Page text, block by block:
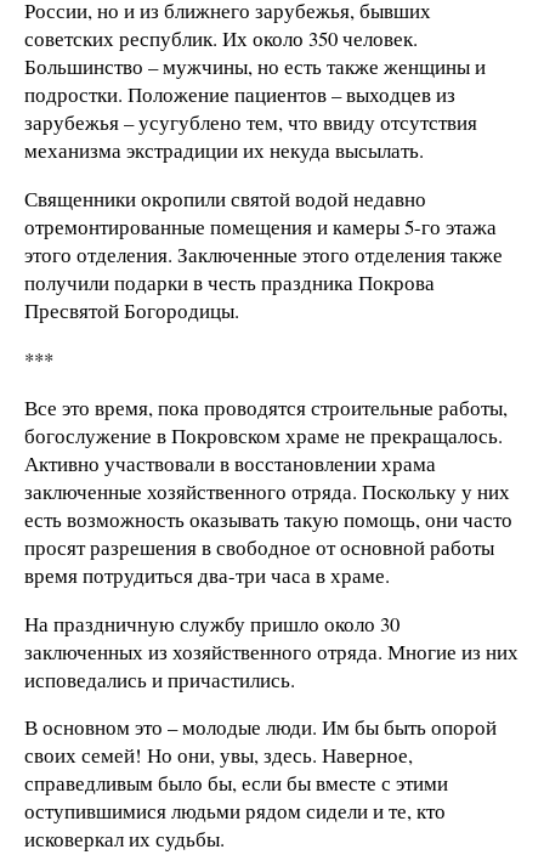
России, но и из ближнего зарубежья, бывших
советских республик. Их около 350 человек.
Большинство – мужчины, но есть также женщины и
подростки. Положение пациентов – выходцев из
зарубежья – усугублено тем, что ввиду отсутствия
механизма экстрадиции их некуда высылать.
Священники окропили святой водой недавно
отремонтированные помещения и камеры 5-го этажа
этого отделения. Заключенные этого отделения также
получили подарки в честь праздника Покрова
Пресвятой Богородицы.
***
Все это время, пока проводятся строительные работы,
богослужение в Покровском храме не прекращалось.
Активно участвовали в восстановлении храма
заключенные хозяйственного отряда. Поскольку у них
есть возможность оказывать такую помощь, они часто
просят разрешения в свободное от основной работы
время потрудиться два-три часа в храме.
На праздничную службу пришло около 30
заключенных из хозяйственного отряда. Многие из них
исповедались и причастились.
В основном это – молодые люди. Им бы быть опорой
своих семей! Но они, увы, здесь. Наверное,
справедливым было бы, если бы вместе с этими
оступившимися людьми рядом сидели и те, кто
исковеркал их судьбы.